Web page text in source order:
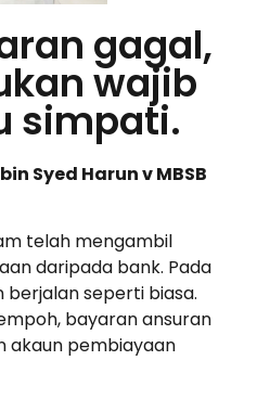
gagal,
wajib
simpati.
Syed Harun v MBSB
telah mengambil
daripada bank. Pada
seperti biasa.
bayaran ansuran
akaun pembiayaan